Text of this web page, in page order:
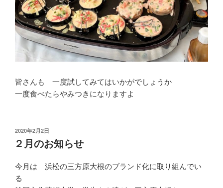
皆さんも 一度試してみてはいかがでしょうか
一度食べたらやみつきになりますよ
投
稿
日:
2020年2月2日
２月のお知らせ
今月は 浜松の三方原大根のブランド化に取り組んでい
る